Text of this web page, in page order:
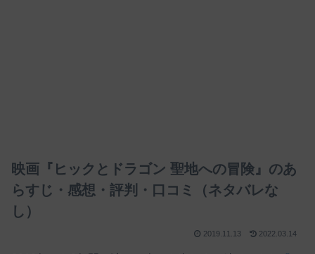
映画『ヒックとドラゴン 聖地への冒険』のあ
らすじ・感想・評判・口コミ（ネタバレな
し）
2019.11.13 2022.03.14